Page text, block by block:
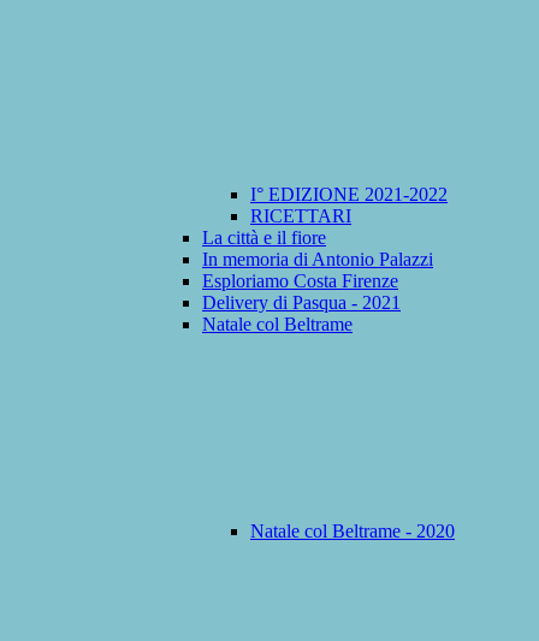
I° EDIZIONE 2021-2022
RICETTARI
La città e il fiore
In memoria di Antonio Palazzi
Esploriamo Costa Firenze
Delivery di Pasqua - 2021
Natale col Beltrame
Natale col Beltrame - 2020